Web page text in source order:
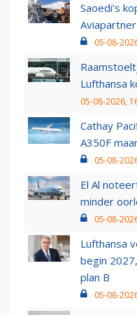
Saoedi’s
05-08-
Lufthansa
05-08-2026,
Cathay
A350F
05-08-
El Al
minder
05-08-
Lufthansa
begin
plan B
05-08-